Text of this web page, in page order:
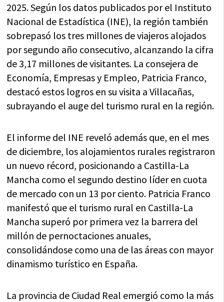
2025. Según los datos publicados por el Instituto
Nacional de Estadística (INE), la región también
sobrepasó los tres millones de viajeros alojados
por segundo año consecutivo, alcanzando la cifra
de 3,17 millones de visitantes. La consejera de
Economía, Empresas y Empleo, Patricia Franco,
destacó estos logros en su visita a Villacañas,
subrayando el auge del turismo rural en la región.
El informe del INE reveló además que, en el mes
de diciembre, los alojamientos rurales registraron
un nuevo récord, posicionando a Castilla-La
Mancha como el segundo destino líder en cuota
de mercado con un 13 por ciento. Patricia Franco
manifestó que el turismo rural en Castilla-La
Mancha superó por primera vez la barrera del
millón de pernoctaciones anuales,
consolidándose como una de las áreas con mayor
dinamismo turístico en España.
La provincia de Ciudad Real emergió como la más